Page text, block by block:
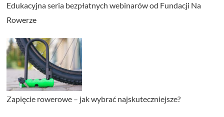
Edukacyjna seria bezpłatnych webinarów od Fundacji Na
Rowerze
Zapięcie rowerowe – jak wybrać najskuteczniejsze?